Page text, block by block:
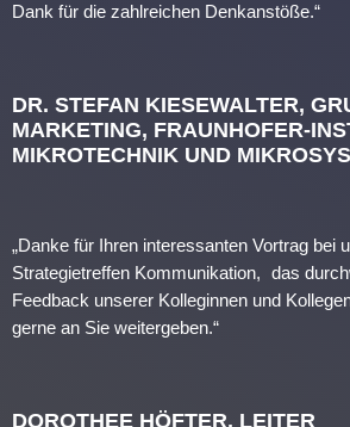
Dank für die zahlreichen Denkanstöße.“
DR. STEFAN KIESEWALTER,
MARKETING, FRAUNHOFER-
MIKROTECHNIK UND
„Danke für Ihren interessanten Vortrag bei
Strategietreffen Kommunikation, das
Feedback unserer Kolleginnen und
gerne an Sie weitergeben.“
DOROTHEE HÖFTER, LEITER